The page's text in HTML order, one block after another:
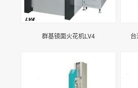
群基镜面火花机LV4